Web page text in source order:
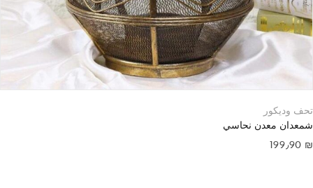
تحف وديكور
شمعدان معدن نحاسي
199٫90 ₪